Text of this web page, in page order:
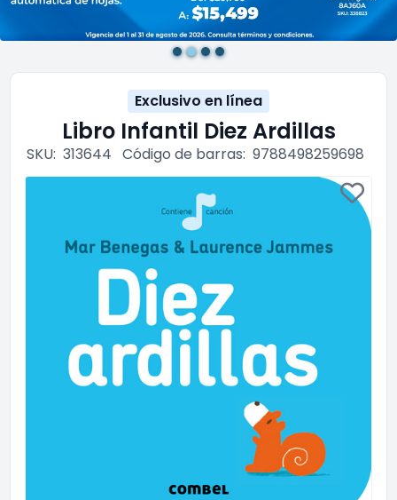
Exclusivo en línea
Libro Infantil Diez Ardillas
SKU: 313644 Código de barras: 9788498259698